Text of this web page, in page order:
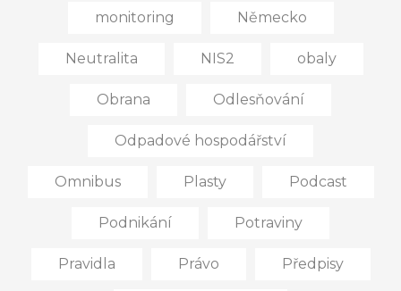
monitoring Německo
Neutralita NIS2 obaly
Obrana Odlesňování
Odpadové hospodářství
Omnibus Plasty Podcast
Podnikání Potraviny
Pravidla Právo Předpisy